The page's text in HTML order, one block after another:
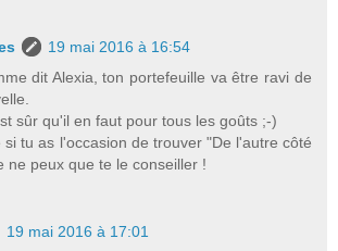
19 mai 2016 à 16:54
dit Alexia, ton portefeuille va être ravi de
sûr qu'il en faut pour tous les goûts ;-)
si tu as l'occasion de trouver "De l'autre côté
ne peux que te le conseiller !
19 mai 2016 à 17:01